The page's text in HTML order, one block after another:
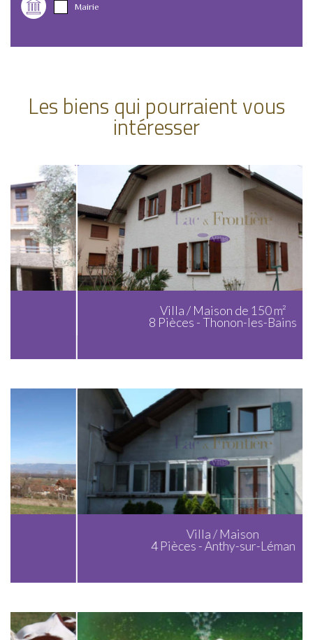
Mairie
Les biens qui pourraient vous
intéresser
Villa / Maison de 150 m²
8 Pièces - Thonon-les-Bains
Villa / Maison
4 Pièces - Anthy-sur-Léman